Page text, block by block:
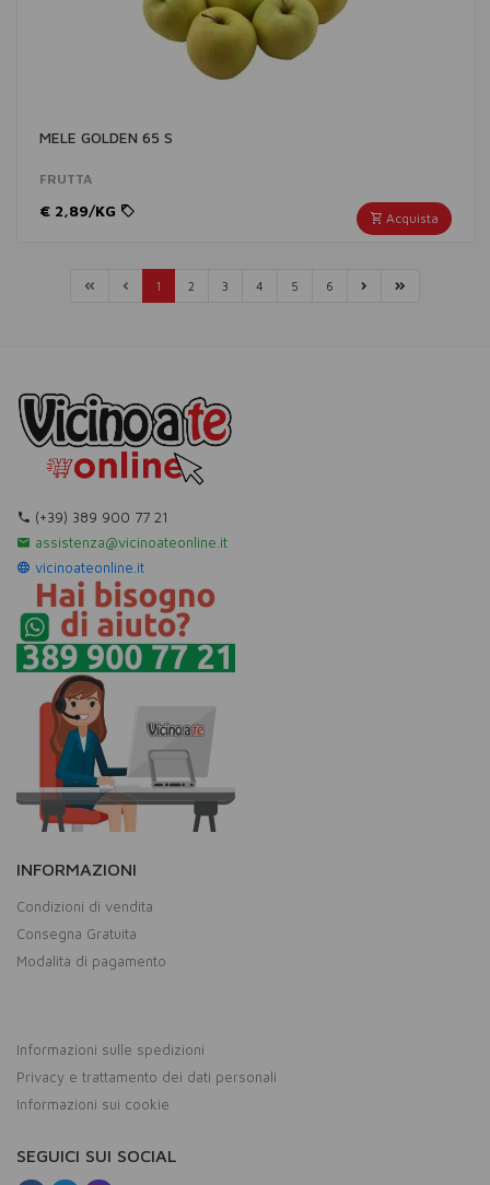
MELE GOLDEN 65 S
FRUTTA
Acquista
€ 2,89/KG
1 (corrente)
2 (corrente)
3 (corrente)
4 (corrente)
5 (corrente)
6 (corrente)
(+39) 389 900 77 21
assistenza@vicinoateonline.it
vicinoateonline.it
INFORMAZIONI
Condizioni di vendita
Consegna Gratuita
Modalità di pagamento
Informazioni sulle spedizioni
Privacy e trattamento dei dati personali
Informazioni sui cookie
SEGUICI SUI SOCIAL